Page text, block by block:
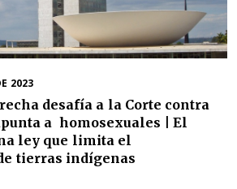
2023
desafía a la Corte contra
a homosexuales | El
ley que limita el
tierras indígenas